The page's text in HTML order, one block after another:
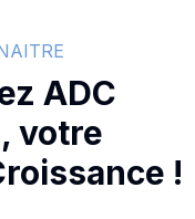
ADC
votre
!